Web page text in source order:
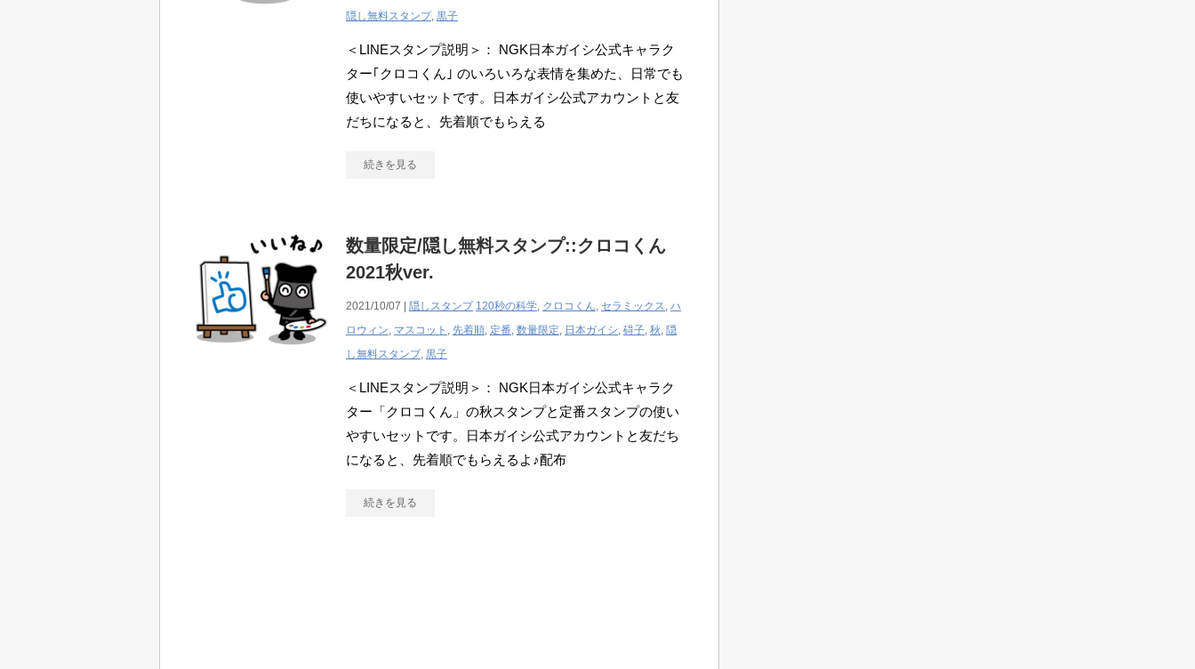
隠し無料スタンプ, 黒子
＜LINEスタンプ説明＞： NGK日本ガイシ公式キャラク
ター｢クロコくん｣ のいろいろな表情を集めた、日常でも
使いやすいセットです。日本ガイシ公式アカウントと友
だちになると、先着順でもらえる
続きを見る
数量限定/隠し無料スタンプ::クロコくん
2021秋ver.
2021/10/07 | 隠しスタンプ 120秒の科学, クロコくん, セラミックス, ハ
ロウィン, マスコット , 先着順, 定番, 数量限定, 日本ガイシ, 碍子, 秋, 隠
し無料スタンプ, 黒子
＜LINEスタンプ説明＞： NGK日本ガイシ公式キャラク
ター「クロコくん」の秋スタンプと定番スタンプの使い
やすいセットです。日本ガイシ公式アカウントと友だち
になると、先着順でもらえるよ♪配布
続きを見る